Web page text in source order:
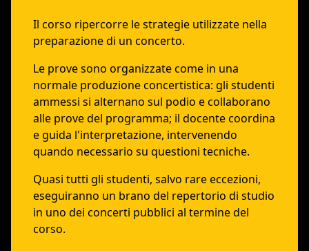
Il corso ripercorre le strategie utilizzate nella
preparazione di un concerto.
Le prove sono organizzate come in una
normale produzione concertistica: gli studenti
ammessi si alternano sul podio e collaborano
alle prove del programma; il docente coordina
e guida l'interpretazione, intervenendo
quando necessario su questioni tecniche.
Quasi tutti gli studenti, salvo rare eccezioni,
eseguiranno un brano del repertorio di studio
in uno dei concerti pubblici al termine del
corso.